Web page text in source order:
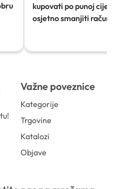
kupovati po punoj
osjetno smanjiti račun)
Važne poveznice
Kategorije
Trgovine
Katalozi
Objave